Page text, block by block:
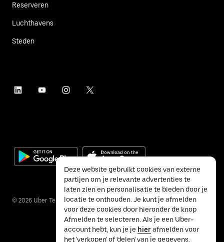
Reserveren
Luchthavens
Steden
© 2026 Uber Technologies Inc.
Deze website gebruikt cookies van externe
partijen om je relevante advertenties te
laten zien en personalisatie te bieden door je
locatie te onthouden. Je kunt je afmelden
voor deze cookies door hieronder de knop
Afmelden te selecteren. Als je een Uber-
account hebt, kun je je hierafmelden voor
het 'verkopen' of 'delen' van je gegevens.